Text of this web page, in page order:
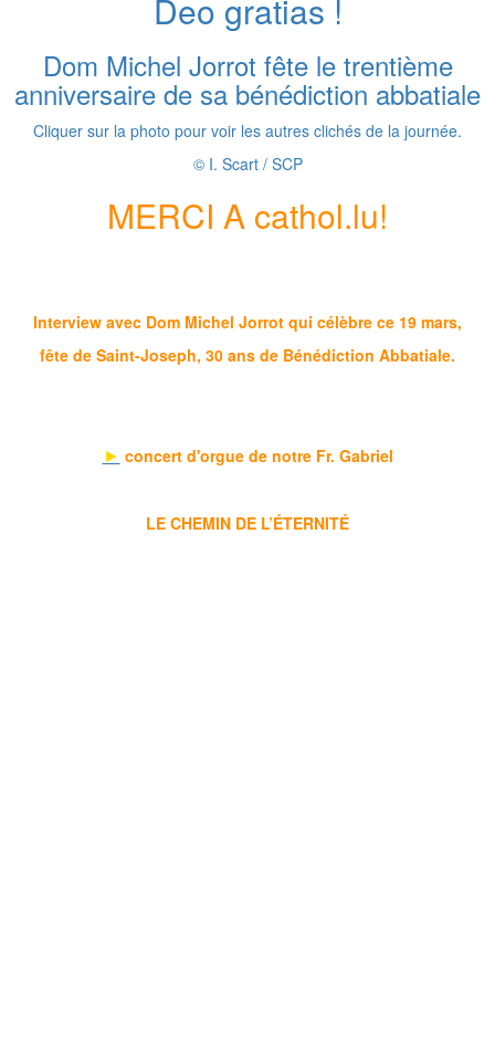
Deo gratias !
Dom Michel Jorrot fête le trentième
anniversaire de sa bénédiction abbatiale
Cliquer sur la photo pour voir les autres clichés de la journée.
© I. Scart / SCP
MERCI A cathol.lu!
Interview avec Dom Michel Jorrot qui célèbre ce 19 mars,
fête de Saint-Joseph, 30 ans de Bénédiction Abbatiale.
► concert d'orgue de notre Fr. Gabriel
LE CHEMIN DE L’ÉTERNITÉ